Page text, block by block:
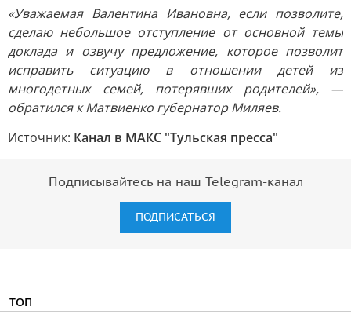
«Уважаемая Валентина Ивановна, если позволите,
сделаю небольшое отступление от основной темы
доклада и озвучу предложение, которое позволит
исправить ситуацию в отношении детей из
многодетных семей, потерявших родителей», —
обратился к Матвиенко губернатор Миляев.
Источник: Канал в МАКС "Тульская пресса"
Подписывайтесь на наш Telegram-канал
ПОДПИСАТЬСЯ
ТОП